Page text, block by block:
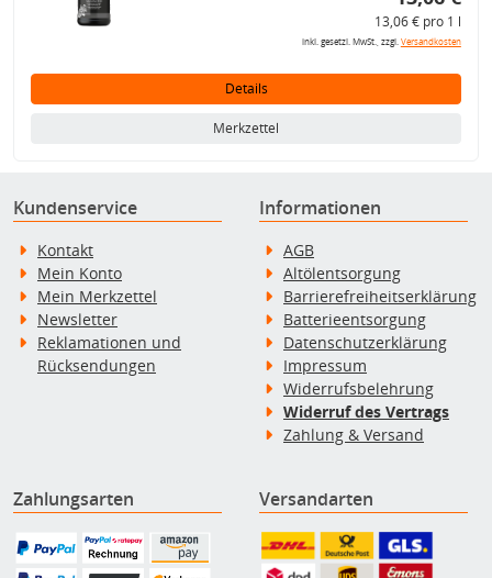
13,06 € pro 1 l
inkl. gesetzl. MwSt., zzgl.Versandkosten
Details
Merkzettel
Kundenservice
Kontakt
Mein Konto
Mein Merkzettel
Newsletter
Reklamationen und
Rücksendungen
Informationen
AGB
Altölentsorgung
Barrierefreiheitserklärung
Batterieentsorgung
Datenschutzerklärung
Impressum
Widerrufsbelehrung
Widerruf des Vertrags
Zahlung & Versand
Zahlungsarten Versandarten